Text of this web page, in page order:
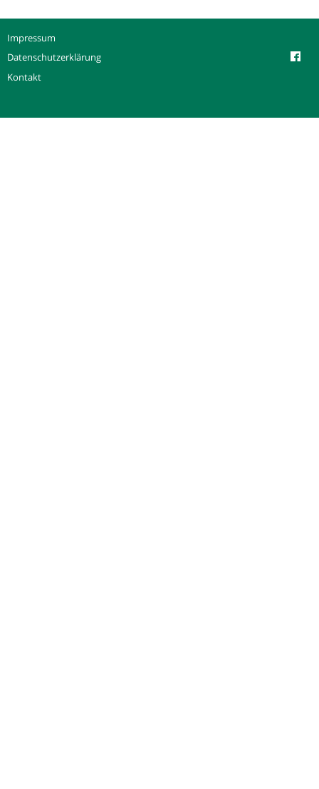
Impressum
Datenschutzerklärung
Kontakt